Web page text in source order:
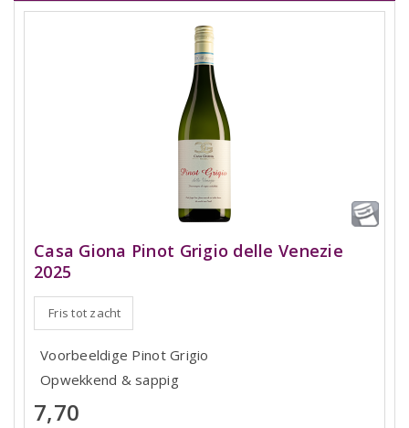
Casa Giona Pinot Grigio delle Venezie
2025
Fris tot zacht
Voorbeeldige Pinot Grigio
Opwekkend & sappig
7,70